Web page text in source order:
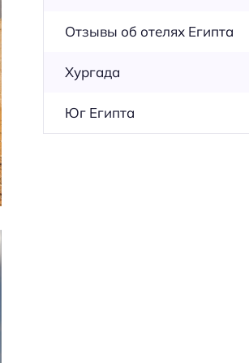
Отзывы об отелях Египта
Хургада
Юг Египта